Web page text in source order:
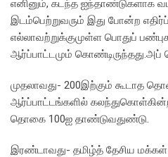
எனினும், கடந்த ஐந்தாண்டுகளாக
இடம்பெற்றுவரும் இது போன்ற
எல்லாவற்றுக்குமுள்ள பொதுப்
ஆர்ப்பாட்டமும் கொண்டிருந்தது.அப்
முதலாவது- 200இற்கும் கூடாத
ஆர்ப்பாட்டங்களில்
தொகை 100ஐ தாண்டுவதுண்டு.
இரண்டாவது- தமிழ்த் தேசிய